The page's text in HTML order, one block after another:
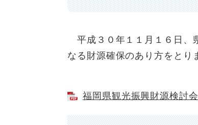
平成３０年１１月１６日、
なる財源確保のあり方をとり
福岡県観光振興財源検討